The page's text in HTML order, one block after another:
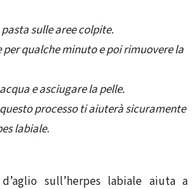
sulle aree colpite.
per qualche minuto e poi rimuovere la
e asciugare la pelle.
processo ti aiuterà sicuramente
labiale.
sull’herpes labiale aiuta a